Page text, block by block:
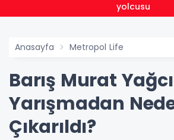
yolcusu
Anasayfa Metropol Life
Barış Murat Yağcı
Yarışmadan
Çıkarıldı?